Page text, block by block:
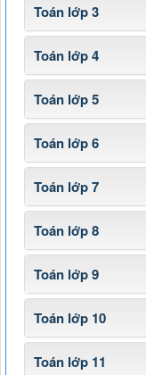
Toán lớp 3
Toán lớp 4
Toán lớp 5
Toán lớp 6
Toán lớp 7
Toán lớp 8
Toán lớp 9
Toán lớp 10
Toán lớp 11